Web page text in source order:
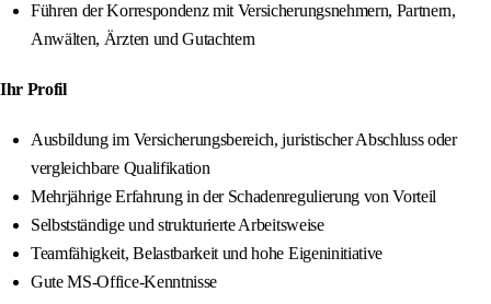
Führen der Korrespondenz mit Versicherungsnehmern, Partnern,
Anwälten, Ärzten und Gutachtern
Ihr Profil
Ausbildung im Versicherungsbereich, juristischer Abschluss oder
vergleichbare Qualifikation
Mehrjährige Erfahrung in der Schadenregulierung von Vorteil
Selbstständige und strukturierte Arbeitsweise
Teamfähigkeit, Belastbarkeit und hohe Eigeninitiative
Gute MS-Office-Kenntnisse